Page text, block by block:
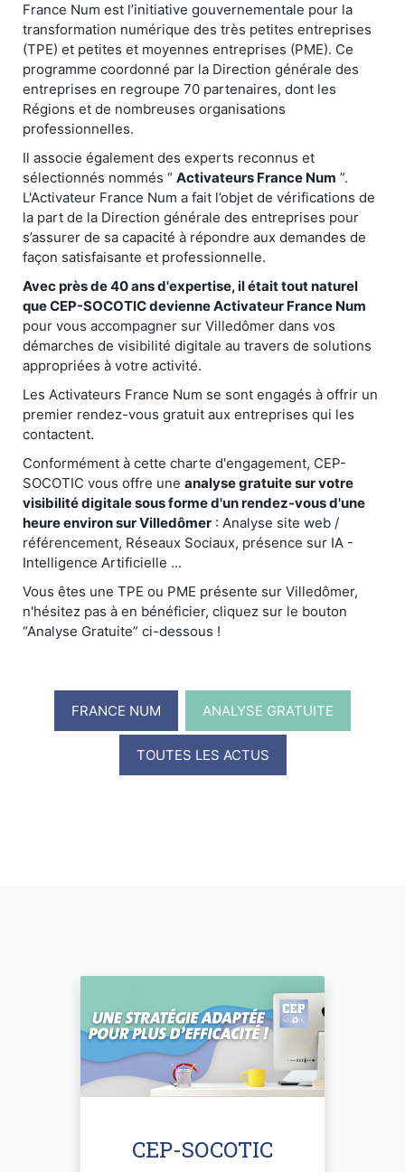
France Num est l’initiative gouvernementale pour la
transformation numérique des très petites entreprises
(TPE) et petites et moyennes entreprises (PME). Ce
programme coordonné par la Direction générale des
entreprises en regroupe 70 partenaires, dont les
Régions et de nombreuses organisations
professionnelles.
Il associe également des experts reconnus et
sélectionnés nommés “ Activateurs France Num ”.
L'Activateur France Num a fait l’objet de vérifications de
la part de la Direction générale des entreprises pour
s’assurer de sa capacité à répondre aux demandes de
façon satisfaisante et professionnelle.
Avec près de 40 ans d'expertise, il était tout naturel
que CEP-SOCOTIC devienne Activateur France Num
pour vous accompagner sur Villedômer dans vos
démarches de visibilité digitale au travers de solutions
appropriées à votre activité.
Les Activateurs France Num se sont engagés à offrir un
premier rendez-vous gratuit aux entreprises qui les
contactent.
Conformément à cette charte d'engagement, CEP-
SOCOTIC vous offre une analyse gratuite sur votre
visibilité digitale sous forme d'un rendez-vous d'une
heure environ sur Villedômer : Analyse site web /
référencement, Réseaux Sociaux, présence sur IA -
Intelligence Artificielle ...
Vous êtes une TPE ou PME présente sur Villedômer,
n'hésitez pas à en bénéficier, cliquez sur le bouton
“Analyse Gratuite” ci-dessous !
FRANCE NUM ANALYSE GRATUITE
TOUTES LES ACTUS
CEP-SOCOTIC